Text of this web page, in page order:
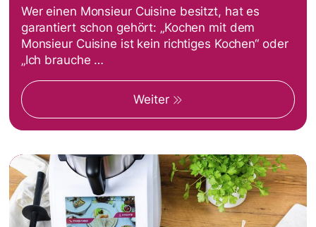
Wer einen Monsieur Cuisine besitzt, hat es
garantiert schon gehört: „Kochen mit dem
Monsieur Cuisine ist kein richtiges Kochen“ oder
„Ich brauche …
Weiter